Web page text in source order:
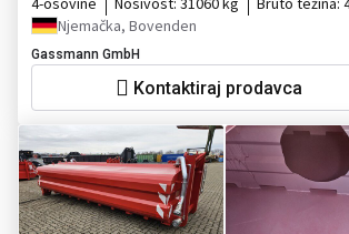
Njemačka, Bovenden
Gassmann GmbH
Kontaktiraj prodavca